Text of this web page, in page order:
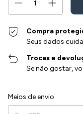
Compra
Seus dados
Trocas e
Se não gostar,
Entregas para o CEP:
Meios de envio